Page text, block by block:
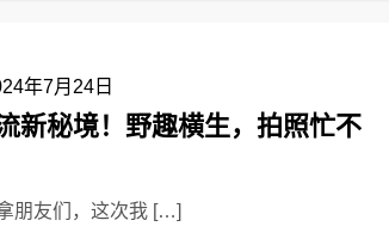
年7月24日
新秘境！野趣横生，拍照忙不
朋友们，这次我 […]